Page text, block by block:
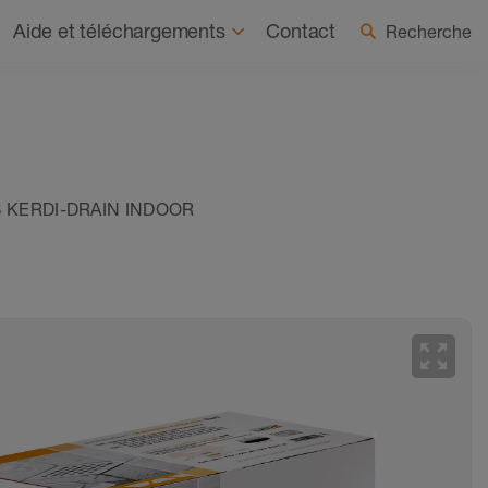
À la une Sélectionner le pays / la langue
Aide et téléchargements Contact Recherche
DRAIN INDOOR
zoom_out_map